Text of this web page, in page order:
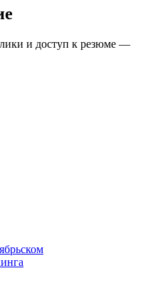
и доступ к резюме —